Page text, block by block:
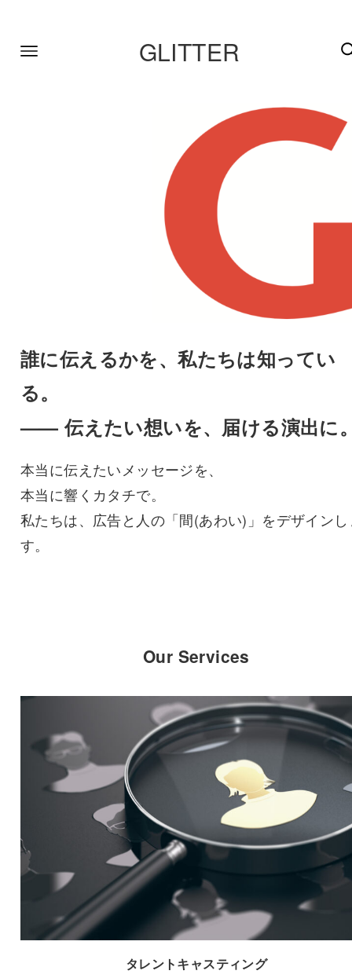
GLITTER
誰に伝えるかを、私たちは知ってい
る。
—— 伝えたい想いを、届ける演出に
本当に伝えたいメッセージを、
本当に響くカタチで。
私たちは、広告と人の「間(あわい)」をデザイン
す。
Our Services
タレントキャスティング